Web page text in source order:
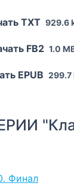
TXT 929.6
FB2 1.0
EPUB 299.7
Финал